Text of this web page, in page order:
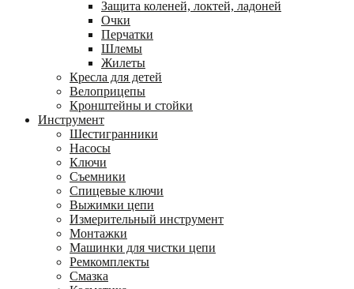
Защита коленей, локтей, ладоней
Очки
Перчатки
Шлемы
Жилеты
Кресла для детей
Велоприцепы
Кронштейны и стойки
Инструмент
Шестигранники
Насосы
Ключи
Съемники
Спицевые ключи
Выжимки цепи
Измерительный инструмент
Монтажки
Машинки для чистки цепи
Ремкомплекты
Смазка